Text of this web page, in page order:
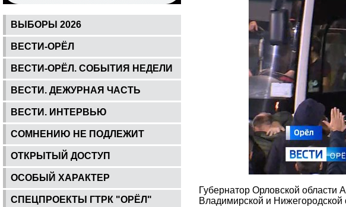
ВЫБОРЫ 2026
ВЕСТИ-ОРЁЛ
ВЕСТИ-ОРЁЛ. СОБЫТИЯ НЕДЕЛИ
ВЕСТИ. ДЕЖУРНАЯ ЧАСТЬ
ВЕСТИ. ИНТЕРВЬЮ
СОМНЕНИЮ НЕ ПОДЛЕЖИТ
ОТКРЫТЫЙ ДОСТУП
ОСОБЫЙ ХАРАКТЕР
СПЕЦПРОЕКТЫ ГТРК "ОРЁЛ"
Губернатор Орловской области
Владимирской и Нижегородской